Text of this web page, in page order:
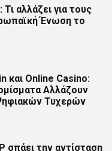
αλλάζει για τους
Ένωση το
και Online Casino:
Αλλάζουν
Τυχερών
σπάει την αντίσταση